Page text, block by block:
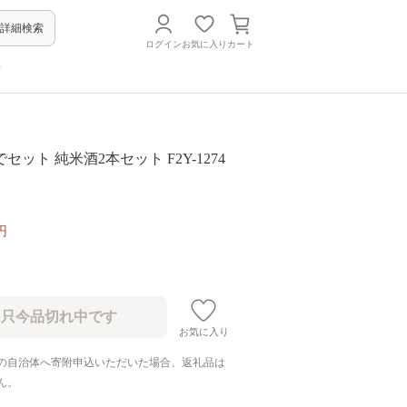
詳細検索
ログインお気に入り カート
セット 純米酒2本セット F2Y-1274
お気に入り
自治体へ寄附申込いただいた場合、返礼品は